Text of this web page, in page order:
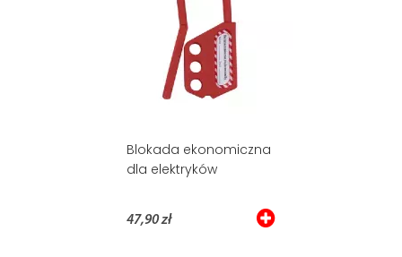
Blokada ekonomiczna
dla elektryków
47,90 zł